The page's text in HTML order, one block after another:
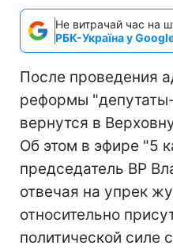
Не витрачай час на
РБК-Україна у
После проведения
реформы
вернутся в
Об этом в эфире "5
председатель ВР
отвечая на упрек
относительно
политической силе